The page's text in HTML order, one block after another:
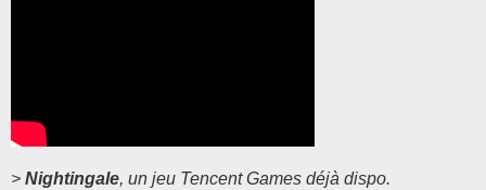
> Nightingale, un jeu Tencent Games déjà dispo.